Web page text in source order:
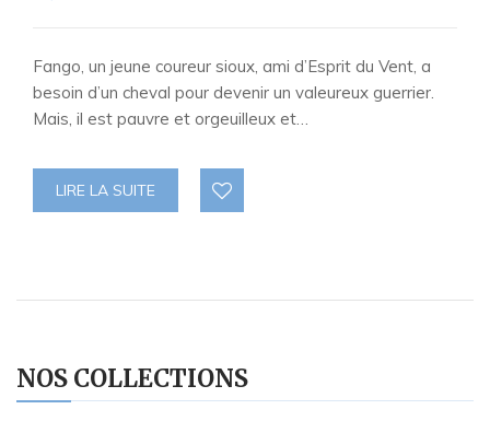
NOS COLLECTIONS
Fango, un jeune coureur sioux, ami d’Esprit du Vent, a
besoin d’un cheval pour devenir un valeureux guerrier.
Mais, il est pauvre et orgeuilleux et…
LIRE LA SUITE